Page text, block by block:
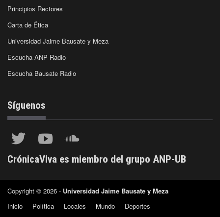
Principios Rectores
Carta de Ética
Universidad Jaime Bausate y Meza
Escucha ANP Radio
Escucha Bausate Radio
Síguenos
CrónicaViva es miembro del grupo ANP-UB
Copyright © 2026 - Universidad Jaime Bausate y Meza
Inicio
Política Locales Mundo
Deportes